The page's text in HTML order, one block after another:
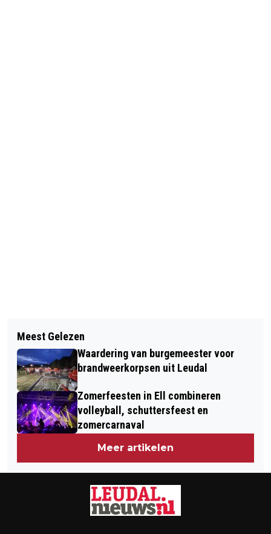
LBM OPEN PODIUM EN
CONCERTCONCOURS
EÉN VOORDEUR, ÉÉN LEEFCOACH
VOOR MENSELIJKE EN BETAALBARE
HULP
Meest Gelezen
Waardering van burgemeester voor
brandweerkorpsen uit Leudal
Zomerfeesten in Ell combineren
volleyball, schuttersfeest en
zomercarnaval
Meer artikelen